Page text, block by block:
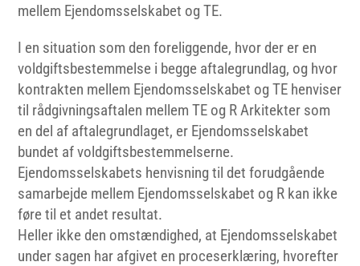
mellem Ejendomsselskabet og TE.
I en situation som den foreliggende, hvor der er en
voldgiftsbestemmelse i begge aftalegrundlag, og hvor
kontrakten mellem Ejendomsselskabet og TE henviser
til rådgivningsaftalen mellem TE og R Arkitekter som
en del af aftalegrundlaget, er Ejendomsselskabet
bundet af voldgiftsbestemmelserne.
Ejendomsselskabets henvisning til det forudgående
samarbejde mellem Ejendomsselskabet og R kan ikke
føre til et andet resultat.
Heller ikke den omstændighed, at Ejendomsselskabet
under sagen har afgivet en proceserklæring, hvorefter